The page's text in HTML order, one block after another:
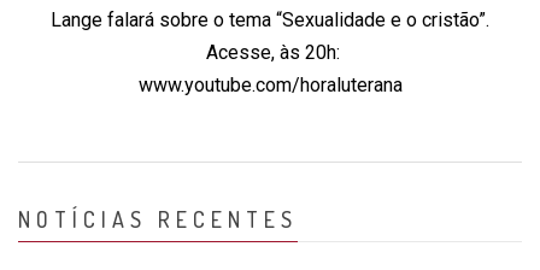
Lange falará sobre o tema “Sexualidade e o cristão”.
Acesse, às 20h:
www.youtube.com/horaluterana
NOTÍCIAS RECENTES